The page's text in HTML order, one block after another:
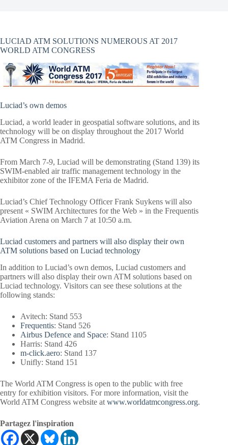
LUCIAD ATM SOLUTIONS NUMEROUS AT 2017
WORLD ATM CONGRESS
Luciad’s own demos
Luciad, a world leader in geospatial software solutions, and its
technology will be on display throughout the 2017 World
ATM Congress in Madrid.
From March 7-9, Luciad will be demonstrating (Stand 139) its
SWIM-enabled air traffic management technology in the
exhibitor zone of the IFEMA Feria de Madrid.
Luciad’s Chief Technology Officer Frank Suykens will also
present « SWIM Architectures for the Web » in the Frequentis
Aviation Arena on March 7 at 10:50 a.m.
Luciad customers and partners will also display their own
ATM solutions based on Luciad technology
In addition to Luciad’s own demos, Luciad customers and
partners will also display their own ATM solutions based on
Luciad technology. Visitors can see these solutions at the
following stands:
Avitech: Stand 553
Frequentis: Stand 526
Airbus Defence and Space: Stand 1105
Harris: Stand 426
m-click.aero: Stand 137
Unifly: Stand 151
The World ATM Congress is open to the public with free
entry for exhibition visitors. For more information, visit the
World ATM Congress website at www.worldatmcongress.org.
Partagez l'inspiration